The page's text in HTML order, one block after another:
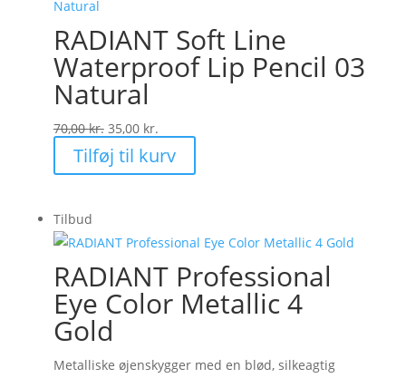
RADIANT Soft Line
Waterproof Lip Pencil 03
Natural
70,00kr. Den
oprindelige
pris
35,00 kr.Den
aktuelle
pris
Tilføj til kurv
Tilbud
RADIANT Professional
Eye Color Metallic 4
Gold
Metalliske øjenskygger med en blød, silkeagtig